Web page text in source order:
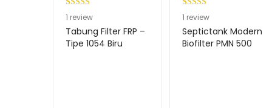
Peringkat
4.00dari
5
11 review
Tabung Filter FRP –
Tipe 1054 Biru
Peringkat
4.00 dari
5
11 review
Septictank Modern
Biofilter PMN 500